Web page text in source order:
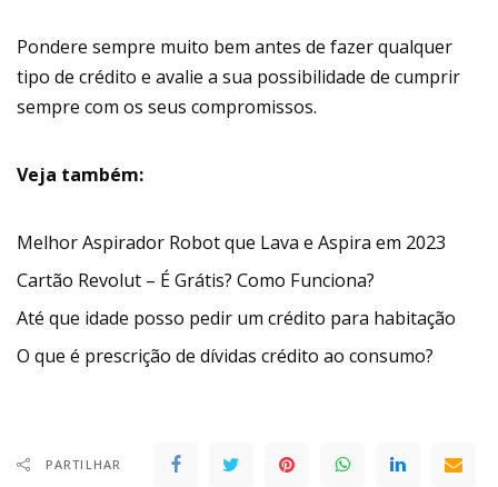
Pondere sempre muito bem antes de fazer qualquer
tipo de crédito e avalie a sua possibilidade de cumprir
sempre com os seus compromissos.
Veja também:
Melhor Aspirador Robot que Lava e Aspira em 2023
Cartão Revolut – É Grátis? Como Funciona?
Até que idade posso pedir um crédito para habitação
O que é prescrição de dívidas crédito ao consumo?
PARTILHAR